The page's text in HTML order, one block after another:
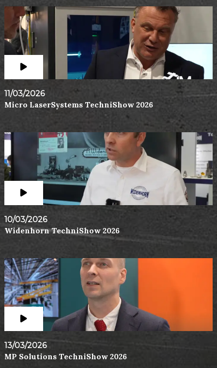
11/03/2026
Micro LaserSystems TechniShow 2026
10/03/2026
Widenhorn TechniShow 2026
13/03/2026
MP Solutions TechniShow 2026